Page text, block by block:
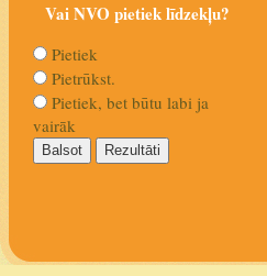
Vai NVO pietiek līdzekļu?
Pietiek
Pietrūkst.
Pietiek, bet būtu labi ja
vairāk